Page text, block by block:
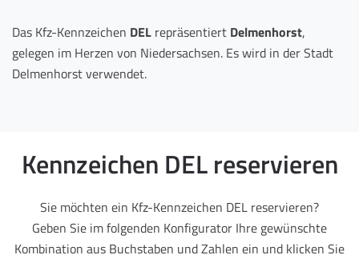
Das Kfz-Kennzeichen DEL repräsentiert Delmenhorst,
gelegen im Herzen von Niedersachsen. Es wird in der Stadt
Delmenhorst verwendet.
Kennzeichen DEL reservieren
Sie möchten ein Kfz-Kennzeichen DEL reservieren?
Geben Sie im folgenden Konfigurator Ihre gewünschte
Kombination aus Buchstaben und Zahlen ein und klicken Sie